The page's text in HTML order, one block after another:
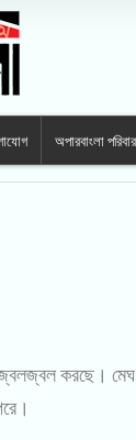
অপারবাংলা পরিবার
করছে।